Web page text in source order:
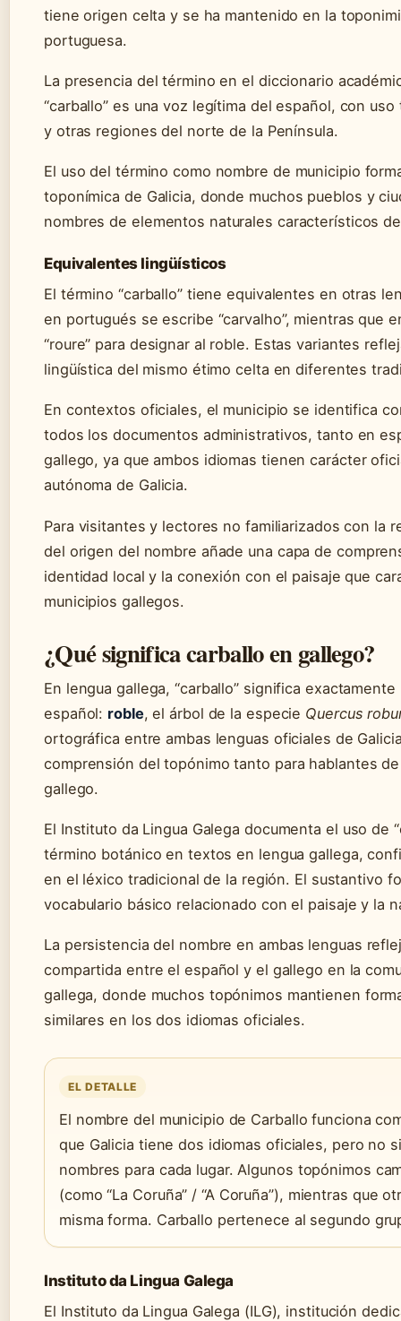
tiene origen celta y se ha mantenido en la
portuguesa.
La presencia del término en el diccionario
“carballo” es una voz legítima del español, con
y otras regiones del norte de la Península.
El uso del término como nombre de municipio
toponímica de Galicia, donde muchos pueblos y
nombres de elementos naturales característicos
Equivalentes lingüísticos
El término “carballo” tiene equivalentes en otras
en portugués se escribe “carvalho”, mientras que
“roure” para designar al roble. Estas variantes
lingüística del mismo étimo celta en diferentes
En contextos oficiales, el municipio se identifica
todos los documentos administrativos, tanto en
gallego, ya que ambos idiomas tienen carácter
autónoma de Galicia.
Para visitantes y lectores no familiarizados con la
del origen del nombre añade una capa de
identidad local y la conexión con el paisaje que
municipios gallegos.
¿Qué significa carballo en gallego?
En lengua gallega, “carballo” significa
español: roble, el árbol de la especie Quercus
ortográfica entre ambas lenguas oficiales de
comprensión del topónimo tanto para hablantes
gallego.
El Instituto da Lingua Galega documenta el uso de
término botánico en textos en lengua gallega,
en el léxico tradicional de la región. El sustantivo
vocabulario básico relacionado con el paisaje y la
La persistencia del nombre en ambas lenguas
compartida entre el español y el gallego en la
gallega, donde muchos topónimos mantienen
similares en los dos idiomas oficiales.
EL DETALLE
El nombre del municipio de Carballo funciona
que Galicia tiene dos idiomas oficiales, pero no
nombres para cada lugar. Algunos topónimos
(como “La Coruña” / “A Coruña”), mientras que
misma forma. Carballo pertenece al segundo
Instituto da Lingua Galega
El Instituto da Lingua Galega (ILG), institución